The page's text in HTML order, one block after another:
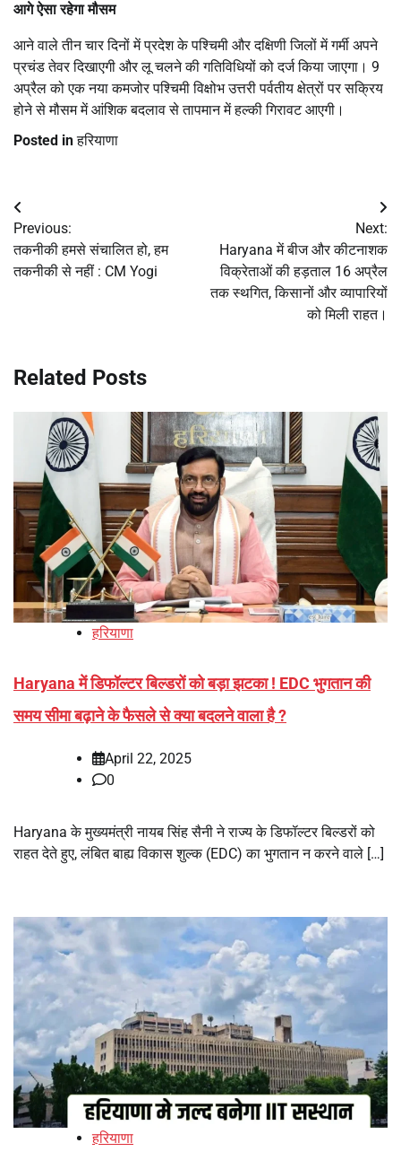
आगे ऐसा रहेगा मौसम
आने वाले तीन चार दिनों में प्रदेश के पश्चिमी और दक्षिणी जिलों में गर्मी अपने
प्रचंड तेवर दिखाएगी और लू चलने की गतिविधियों को दर्ज किया जाएगा। 9
अप्रैल को एक नया कमजोर पश्चिमी विक्षोभ उत्तरी पर्वतीय क्षेत्रों पर सक्रिय
होने से मौसम में आंशिक बदलाव से तापमान में हल्की गिरावट आएगी।
Posted inहरियाणा
Post
navigation
Previous:
तकनीकी हमसे संचालित हो, हम
तकनीकी से नहीं : CM Yogi
Next:
Haryana में बीज और कीटनाशक
विक्रेताओं की हड़ताल 16 अप्रैल
तक स्थगित, किसानों और व्यापारियों
को मिली राहत।
Related Posts
हरियाणा
Haryana में डिफॉल्टर बिल्डरों को बड़ा झटका ! EDC भुगतान की
समय सीमा बढ़ाने के फैसले से क्या बदलने वाला है ?
April 22, 2025
0
Haryana के मुख्यमंत्री नायब सिंह सैनी ने राज्य के डिफॉल्टर बिल्डरों को
राहत देते हुए, लंबित बाह्य विकास शुल्क (EDC) का भुगतान न करने वाले […]
हरियाणा